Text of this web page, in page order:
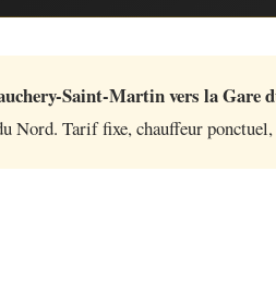
Saint-Martin vers la Gare
Nord. Tarif fixe, chauffeur ponctuel,